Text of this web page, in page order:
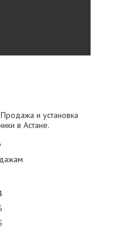
и установка
в Астане.